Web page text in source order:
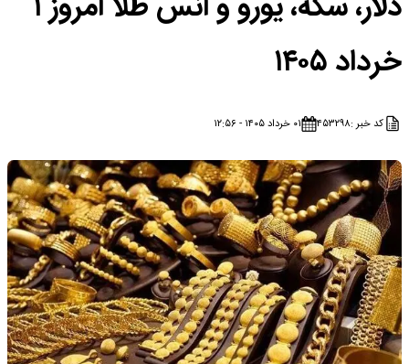
خرداد ۱۴۰۵
کد خبر :۴۵۳۲۹۸ ۰۱ خرداد ۱۴۰۵ - ۱۲:۵۶